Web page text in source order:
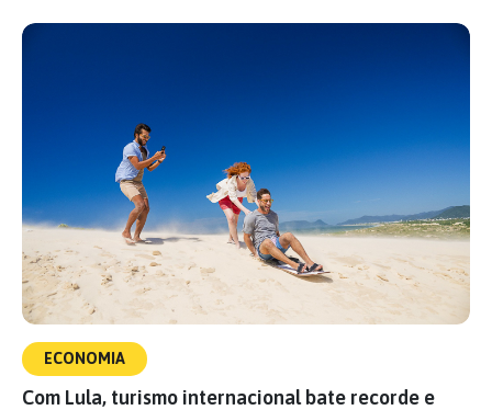
ECONOMIA
Com Lula, turismo internacional bate recorde e